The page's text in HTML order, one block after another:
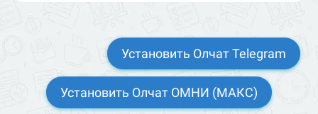
Установить Олчат Telegram
Установить Олчат ОМНИ (МАКС)